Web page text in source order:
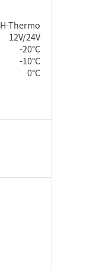
H-Thermo
12V/24V
-20°C
-10°C
0°C